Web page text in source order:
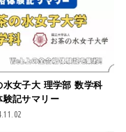
水女子大 理学部 数学科
験記サマリー